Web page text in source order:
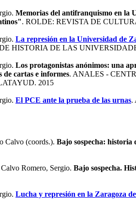
Memorias del antifranquismo en la
. ROLDE: REVISTA DE
La represión en la Universidad de
HISTORIA DE LAS
Los protagonistas anónimos: una
de cartas e informes. ANALES -
2015
El PCE ante la prueba de las urnas.
Calvo (coords.). Bajo sospecha: historia
Romero, Sergio. Bajo sospecha.
Lucha y represión en la Zaragoza